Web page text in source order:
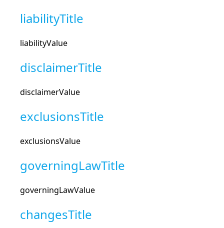
liabilityTitle
liabilityValue
disclaimerTitle
disclaimerValue
exclusionsTitle
exclusionsValue
governingLawTitle
governingLawValue
changesTitle